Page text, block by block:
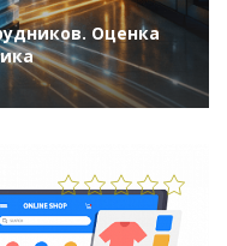
Оценка